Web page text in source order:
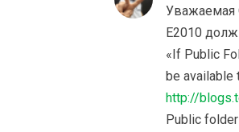
Уважаемая
E2010
«If Public
be available
http://
Public